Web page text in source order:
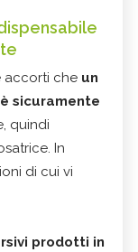
accorti che un
sicuramente
quindi
In
di cui vi
prodotti in